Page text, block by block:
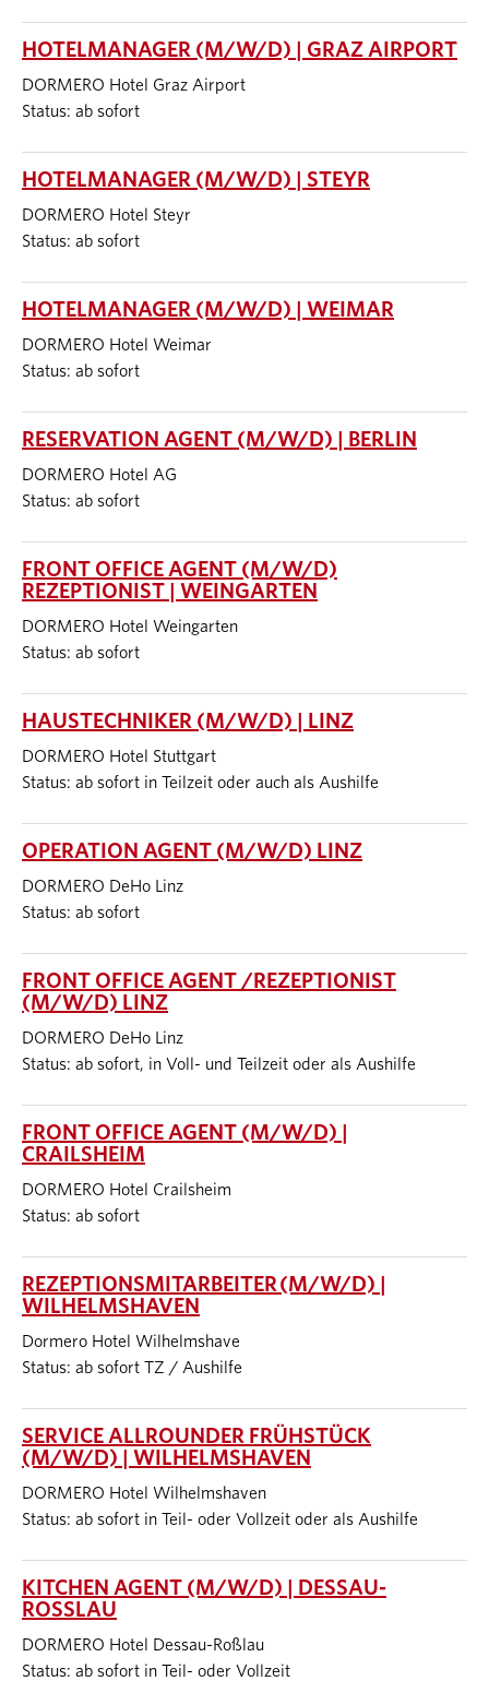
HOTELMANAGER (M/W/D) | GRAZ AIRPORT
DORMERO Hotel Graz Airport
Status: ab sofort
HOTELMANAGER (M/W/D) | STEYR
DORMERO Hotel Steyr
Status: ab sofort
HOTELMANAGER (M/W/D) | WEIMAR
DORMERO Hotel Weimar
Status: ab sofort
RESERVATION AGENT (M/W/D) | BERLIN
DORMERO Hotel AG
Status: ab sofort
FRONT OFFICE AGENT (M/W/D)
REZEPTIONIST | WEINGARTEN
DORMERO Hotel Weingarten
Status: ab sofort
HAUSTECHNIKER (M/W/D) | LINZ
DORMERO Hotel Stuttgart
Status: ab sofort in Teilzeit oder auch als Aushilfe
OPERATION AGENT (M/W/D) LINZ
DORMERO DeHo Linz
Status: ab sofort
FRONT OFFICE AGENT /REZEPTIONIST
(M/W/D) LINZ
DORMERO DeHo Linz
Status: ab sofort, in Voll- und Teilzeit oder als Aushilfe
FRONT OFFICE AGENT (M/W/D) |
CRAILSHEIM
DORMERO Hotel Crailsheim
Status: ab sofort
REZEPTIONSMITARBEITER (M/W/D) |
WILHELMSHAVEN
Dormero Hotel Wilhelmshave
Status: ab sofort TZ / Aushilfe
SERVICE ALLROUNDER FRÜHSTÜCK
(M/W/D) | WILHELMSHAVEN
DORMERO Hotel Wilhelmshaven
Status: ab sofort in Teil- oder Vollzeit oder als Aushilfe
KITCHEN AGENT (M/W/D) | DESSAU-
ROSSLAU
DORMERO Hotel Dessau-Roßlau
Status: ab sofort in Teil- oder Vollzeit